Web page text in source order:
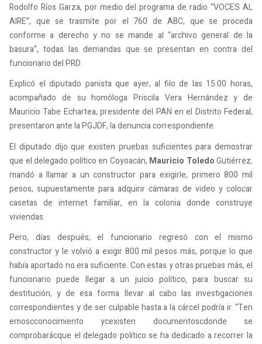
Rodolfo Ríos Garza, por medio del programa de radio “VOCES AL
AIRE”, que se trasmite por el 760 de ABC, que se proceda
conforme a derecho y no se mande al “archivo general de la
basura”, todas las demandas que se presentan en contra del
funcionario del PRD.
Explicó el diputado panista que ayer, al filo de las 15:00 horas,
acompañado de su homóloga Priscila Vera Hernández y de
Mauricio Tabe Echartea, presidente del PAN en el Distrito Federal,
presentaron ante la PGJDF, la denuncia correspondiente.
El diputado dijo que existen pruebas suficientes para demostrar
que el delegado político en Coyoacán, Mauricio ToledoGutiérrez,
mandó a llamar a un constructor para exigirle, primero 800 mil
pesos, supuestamente para adquirir cámaras de video y colocar
casetas de internet familiar, en la colonia donde construye
viviendas.
Pero, días después, el funcionario regresó con el mismo
constructor y le volvió a exigir 800 mil pesos más, porque lo que
había aportado no era suficiente. Con estas y otras pruebas más, el
funcionario puede llegar a un juicio político, para buscar su
destitución, y de esa forma llevar al cabo las investigaciones
correspondientes y de ser culpable hasta a la cárcel podría ir. “Ten
emoscconocimiento ycexisten documentoscdonde se
comprobarácque el delegado político se ha dedicado a recorrer la